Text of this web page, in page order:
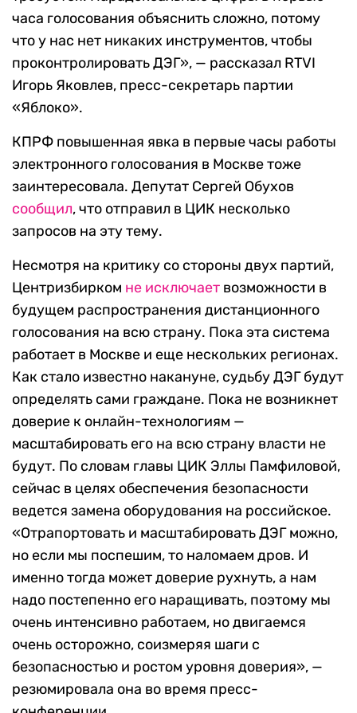
часа голосования объяснить сложно, потому
что у нас нет никаких инструментов, чтобы
проконтролировать ДЭГ», — рассказал RTVI
Игорь Яковлев, пресс-секретарь партии
«Яблоко».
КПРФ повышенная явка в первые часы работы
электронного голосования в Москве тоже
заинтересовала. Депутат Сергей Обухов
сообщил, что отправил в ЦИК несколько
запросов на эту тему.
Несмотря на критику со стороны двух партий,
Центризбирком не исключает возможности в
будущем распространения дистанционного
голосования на всю страну. Пока эта система
работает в Москве и еще нескольких регионах.
Как стало известно накануне, судьбу ДЭГ будут
определять сами граждане. Пока не возникнет
доверие к онлайн-технологиям —
масштабировать его на всю страну власти не
будут. По словам главы ЦИК Эллы Памфиловой,
сейчас в целях обеспечения безопасности
ведется замена оборудования на российское.
«Отрапортовать и масштабировать ДЭГ можно,
но если мы поспешим, то наломаем дров. И
именно тогда может доверие рухнуть, а нам
надо постепенно его наращивать, поэтому мы
очень интенсивно работаем, но двигаемся
очень осторожно, соизмеряя шаги с
безопасностью и ростом уровня доверия», —
резюмировала она во время пресс-